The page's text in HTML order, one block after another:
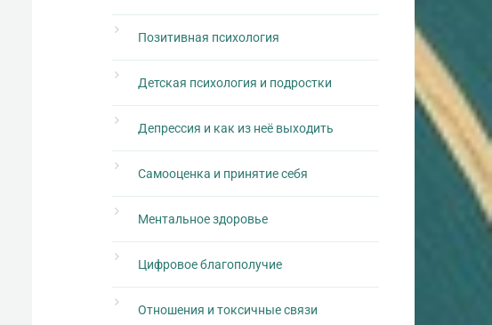
Позитивная психология
Детская психология и подростки
Депрессия и как из неё выходить
Самооценка и принятие себя
Ментальное здоровье
Цифровое благополучие
Отношения и токсичные связи